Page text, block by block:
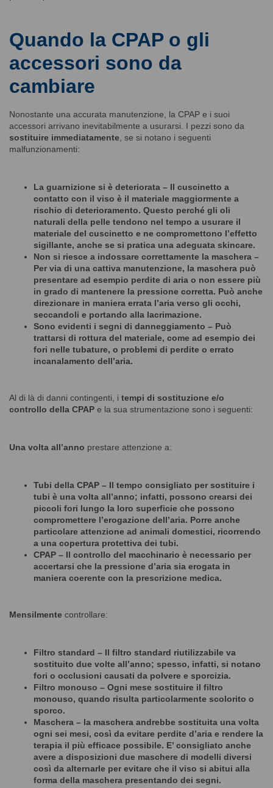
Quando la CPAP o gli
accessori sono da
cambiare
Nonostante una accurata manutenzione, la CPAP e i suoi
accessori arrivano inevitabilmente a usurarsi. I pezzi sono da
sostituire immediatamente , se si notano i seguenti
malfunzionamenti:
La guarnizione si è deteriorata – Il cuscinetto a
contatto con il viso è il materiale maggiormente a
rischio di deterioramento. Questo perché gli oli
naturali della pelle tendono nel tempo a usurare il
materiale del cuscinetto e ne compromettono l’effetto
sigillante, anche se si pratica una adeguata skincare.
Non si riesce a indossare correttamente la maschera –
Per via di una cattiva manutenzione, la maschera può
presentare ad esempio perdite di aria o non essere più
in grado di mantenere la pressione corretta. Può anche
direzionare in maniera errata l’aria verso gli occhi,
seccandoli e portando alla lacrimazione.
Sono evidenti i segni di danneggiamento – Può
trattarsi di rottura del materiale, come ad esempio dei
fori nelle tubature, o problemi di perdite o errato
incanalamento dell’aria.
Al di là di danni contingenti, i tempi di sostituzione e/o
controllo della CPAP e la sua strumentazione sono i seguenti:
Una volta all’anno prestare attenzione a:
Tubi della CPAP – Il tempo consigliato per sostituire i
tubi è una volta all’anno; infatti, possono crearsi dei
piccoli fori lungo la loro superficie che possono
compromettere l’erogazione dell’aria. Porre anche
particolare attenzione ad animali domestici, ricorrendo
a una copertura protettiva dei tubi.
CPAP – Il controllo del macchinario è necessario per
accertarsi che la pressione d’aria sia erogata in
maniera coerente con la prescrizione medica.
Mensilmente controllare:
Filtro standard – Il filtro standard riutilizzabile va
sostituito due volte all’anno; spesso, infatti, si notano
fori o occlusioni causati da polvere e sporcizia.
Filtro monouso – Ogni mese sostituire il filtro
monouso, quando risulta particolarmente scolorito o
sporco.
Maschera – la maschera andrebbe sostituita una volta
ogni sei mesi, così da evitare perdite d’aria e rendere la
terapia il più efficace possibile. E’ consigliato anche
avere a disposizioni due maschere di modelli diversi
così da alternarle per evitare che il viso si abitui alla
forma della maschera presentando dei segni.